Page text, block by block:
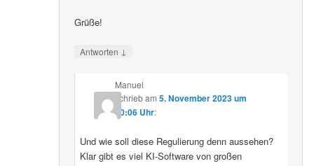
Grüße!
Antworten ↓
Manuel
schriebam 5. November 2023 um
00:06 Uhr:
Und wie soll diese Regulierung denn aussehen?
Klar gibt es viel KI-Software von großen